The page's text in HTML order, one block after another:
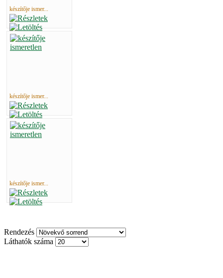
készítője ismer...
készítője ismer...
készítője ismer...
Rendezés
Láthatók száma